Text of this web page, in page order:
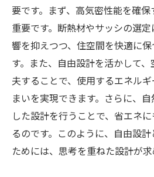
要です。まず、高気密性能を確
重要です。断熱材やサッシの選
響を抑えつつ、住空間を快適に
す。また、自由設計を活かして
夫することで、使用するエネル
まいを実現できます。さらに、
した設計を行うことで、省エネ
るのです。このように、自由設
ためには、思考を重ねた設計が求